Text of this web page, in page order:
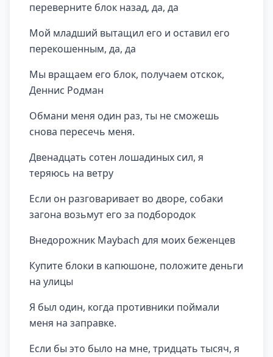
переверните блок назад, да, да
Мой младший вытащил его и оставил его
перекошенным, да, да
Мы вращаем его блок, получаем отскок,
Деннис Родман
Обмани меня один раз, ты не сможешь
снова пересечь меня.
Двенадцать сотен лошадиных сил, я
теряюсь на ветру
Если он разговаривает во дворе, собаки
загона возьмут его за подбородок
Внедорожник Maybach для моих беженцев
Купите блоки в капюшоне, положите деньги
на улицы
Я был один, когда противники поймали
меня на заправке.
Если бы это было на мне, тридцать тысяч, я